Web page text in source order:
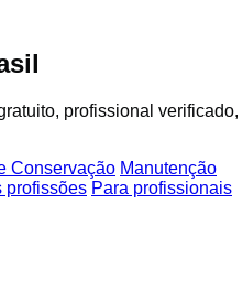
profissional verificado,
Conservação Manutenção
profissões Para profissionais